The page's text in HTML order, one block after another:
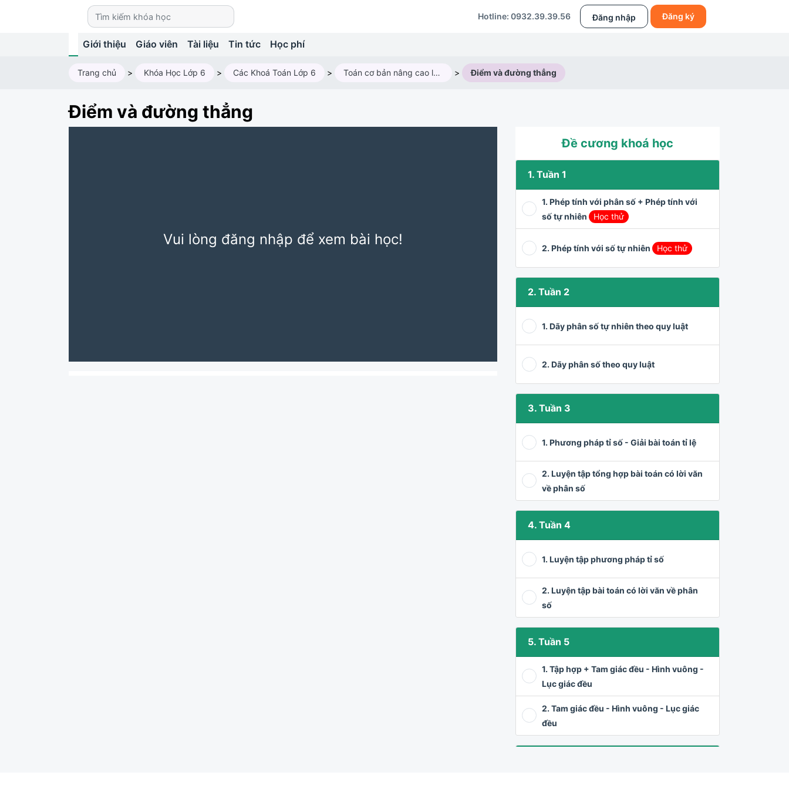
Hotline: 0932.39.39.56 Đăng nhập Đăng ký
Giới thiệu Giáo viên Tài liệu Tin tức Học phí
Trang chủ > Khóa Học Lớp 6 > Các Khoá Toán Lớp 6 > Toán cơ bản nâng cao lớp 6AV3 - Năm học 2024-2025 > Điểm và đường thẳng
Điểm và đường thẳng
Vui lòng đăng nhập để xem bài học!
Đề cương khoá học
1. Tuần 1
1. Phép tính với phân số + Phép tính với
số tự nhiên
Học thử
2. Phép tính với số tự nhiên Học thử
2. Tuần 2
1. Dãy phân số tự nhiên theo quy luật
2. Dãy phân số theo quy luật
3. Tuần 3
1. Phương pháp tỉ số - Giải bài toán tỉ lệ
2. Luyện tập tổng hợp bài toán có lời văn
về phân số
4. Tuần 4
1. Luyện tập phương pháp tỉ số
2. Luyện tập bài toán có lời văn về phân
số
5. Tuần 5
1. Tập hợp + Tam giác đều - Hình vuông -
Lục giác đều
2. Tam giác đều - Hình vuông - Lục giác
đều